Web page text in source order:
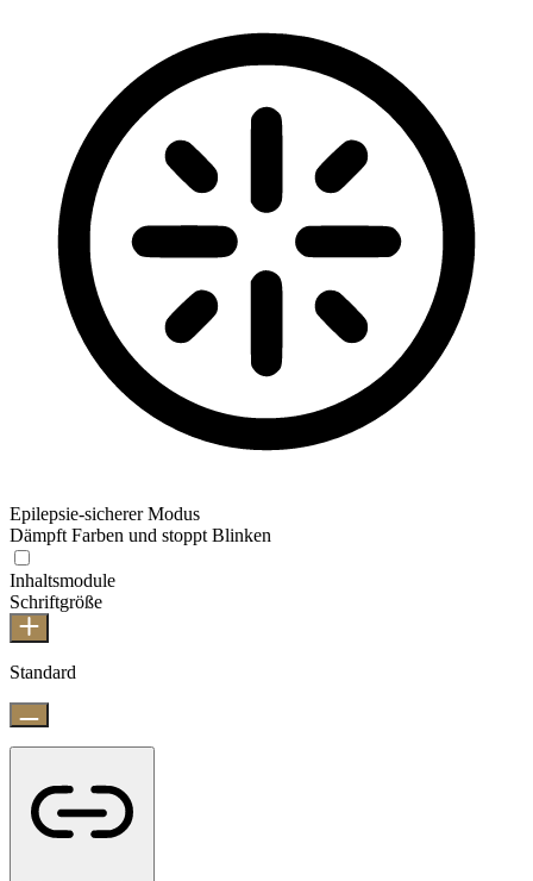
Epilepsie-sicherer Modus
Dämpft Farben und stoppt Blinken
Inhaltsmodule
Schriftgröße
Standard